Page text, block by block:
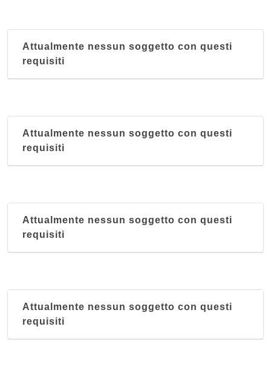
Attualmente nessun soggetto con questi
requisiti
Attualmente nessun soggetto con questi
requisiti
Attualmente nessun soggetto con questi
requisiti
Attualmente nessun soggetto con questi
requisiti